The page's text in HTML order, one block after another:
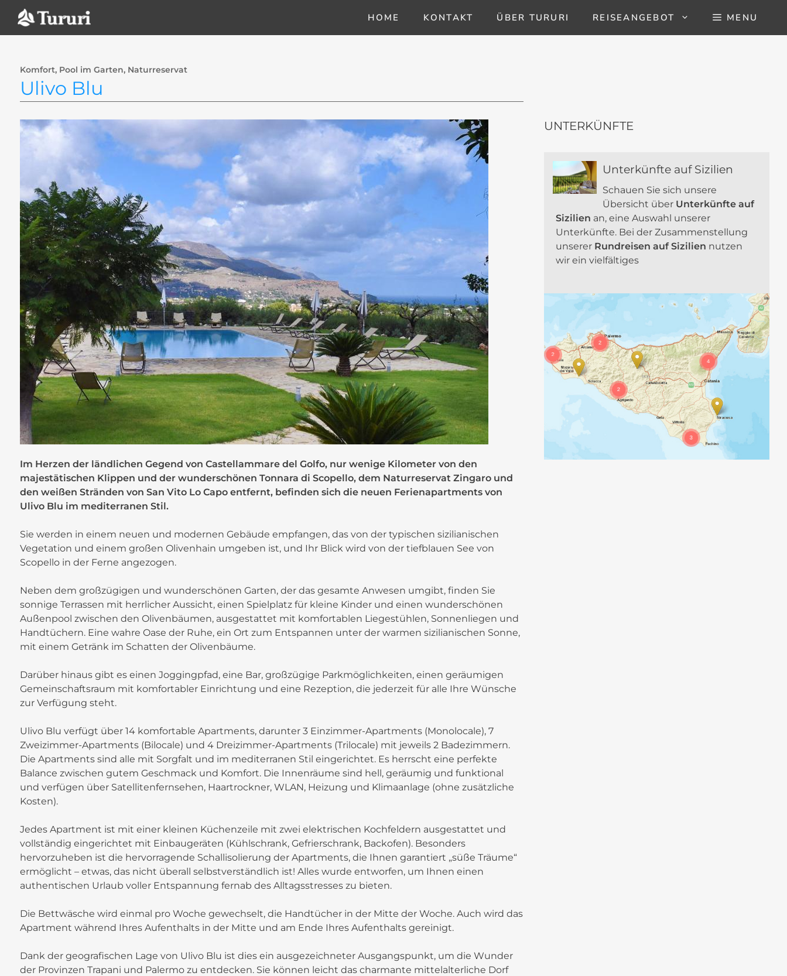
Inhalt
springen
HOME KONTAKT ÜBER TURURI REISEANGEBOT MENU
Komfort, Pool im Garten, Naturreservat
Ulivo Blu
Im Herzen der ländlichen Gegend von Castellammare del Golfo, nur wenige Kilometer von den
majestätischen Klippen und der wunderschönen Tonnara di Scopello, dem Naturreservat Zingaro und
den weißen Stränden von San Vito Lo Capo entfernt, befinden sich die neuen Ferienapartments von
Ulivo Blu im mediterranen Stil.
Sie werden in einem neuen und modernen Gebäude empfangen, das von der typischen sizilianischen
Vegetation und einem großen Olivenhain umgeben ist, und Ihr Blick wird von der tiefblauen See von
Scopello in der Ferne angezogen.
Neben dem großzügigen und wunderschönen Garten, der das gesamte Anwesen umgibt, finden Sie
sonnige Terrassen mit herrlicher Aussicht, einen Spielplatz für kleine Kinder und einen wunderschönen
Außenpool zwischen den Olivenbäumen, ausgestattet mit komfortablen Liegestühlen, Sonnenliegen und
Handtüchern. Eine wahre Oase der Ruhe, ein Ort zum Entspannen unter der warmen sizilianischen Sonne,
mit einem Getränk im Schatten der Olivenbäume.
Darüber hinaus gibt es einen Joggingpfad, eine Bar, großzügige Parkmöglichkeiten, einen geräumigen
Gemeinschaftsraum mit komfortabler Einrichtung und eine Rezeption, die jederzeit für alle Ihre Wünsche
zur Verfügung steht.
+
−
Ulivo Blu verfügt über 14 komfortable Apartments, darunter 3 Einzimmer-Apartments (Monolocale), 7
Zweizimmer-Apartments (Bilocale) und 4 Dreizimmer-Apartments (Trilocale) mit jeweils 2 Badezimmern.
Die Apartments sind alle mit Sorgfalt und im mediterranen Stil eingerichtet. Es herrscht eine perfekte
Balance zwischen gutem Geschmack und Komfort. Die Innenräume sind hell, geräumig und funktional
und verfügen über Satellitenfernsehen, Haartrockner, WLAN, Heizung und Klimaanlage (ohne zusätzliche
Kosten).
Jedes Apartment ist mit einer kleinen Küchenzeile mit zwei elektrischen Kochfeldern ausgestattet und
vollständig eingerichtet mit Einbaugeräten (Kühlschrank, Gefrierschrank, Backofen). Besonders
hervorzuheben ist die hervorragende Schallisolierung der Apartments, die Ihnen garantiert „süße Träume“
ermöglicht – etwas, das nicht überall selbstverständlich ist! Alles wurde entworfen, um Ihnen einen
authentischen Urlaub voller Entspannung fernab des Alltagsstresses zu bieten.
Die Bettwäsche wird einmal pro Woche gewechselt, die Handtücher in der Mitte der Woche. Auch wird das
Apartment während Ihres Aufenthalts in der Mitte und am Ende Ihres Aufenthalts gereinigt.
Dank der geografischen Lage von Ulivo Blu ist dies ein ausgezeichneter Ausgangspunkt, um die Wunder
der Provinzen Trapani und Palermo zu entdecken. Sie können leicht das charmante mittelalterliche Dorf
UNTERKÜNFTE
Unterkünfte auf Sizilien
Schauen Sie sich unsere
Übersicht über Unterkünfte auf
Sizilien an, eine Auswahl unserer
Unterkünfte. Bei der Zusammenstellung
unserer Rundreisen auf Sizilien nutzen
wir ein vielfältiges